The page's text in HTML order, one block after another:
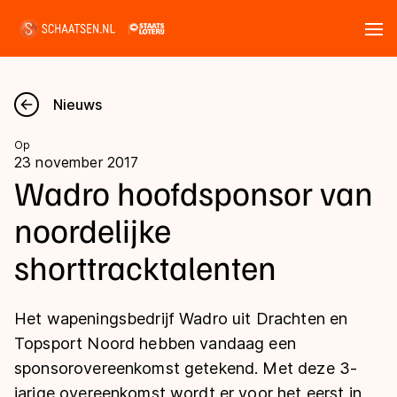
Nieuws
Kalender
Disciplines
Marathon
Shorttrack
Inlineskaten
Uitslagen
Langebaan
Shorttrack
Marathon
Tijden & historie
Ranglijsten Langebaan
Nieuws
Op
23 november 2017
Wadro hoofdsponsor van
noordelijke
shorttracktalenten
Het wapeningsbedrijf Wadro uit Drachten en
Topsport Noord hebben vandaag een
sponsorovereenkomst getekend. Met deze 3-
jarige overeenkomst wordt er voor het eerst in